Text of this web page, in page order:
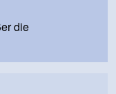
die